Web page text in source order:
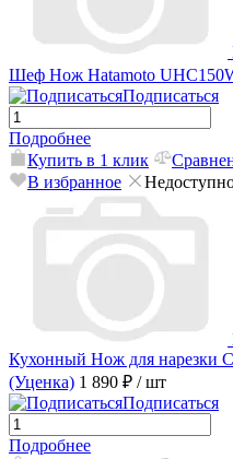
Шеф Нож Hatamoto
Подписаться
Подробнее
Купить в 1 клик
В избранное
Кухонный Нож для нарезки
(Уценка) 1 890 ₽ / шт
Подписаться
Подробнее